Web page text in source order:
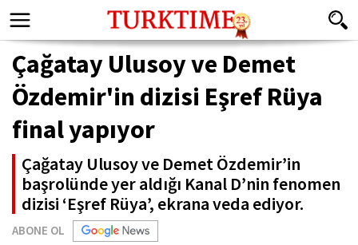
Çağatay Ulusoy ve Demet
Özdemir'in dizisi Eşref Rüya
final yapıyor
Çağatay Ulusoy ve Demet Özdemir’in
başrolünde yer aldığı Kanal D’nin fenomen
dizisi ‘Eşref Rüya’, ekrana veda ediyor.
ABONE OL